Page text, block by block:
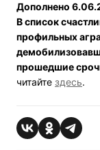
Дополнено
В список
профильных
прошедшие
читайте здесь.